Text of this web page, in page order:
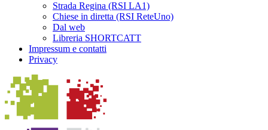
Strada Regina (RSI LA1)
Chiese in diretta (RSI ReteUno)
Dal web
Libreria SHORTCATT
Impressum e contatti
Privacy